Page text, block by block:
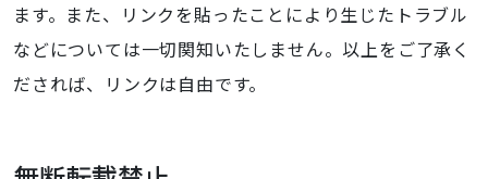
ます。また、リンクを貼ったことにより生じたトラブル
などについては一切関知いたしません。以上をご了承く
だされば、リンクは自由です。